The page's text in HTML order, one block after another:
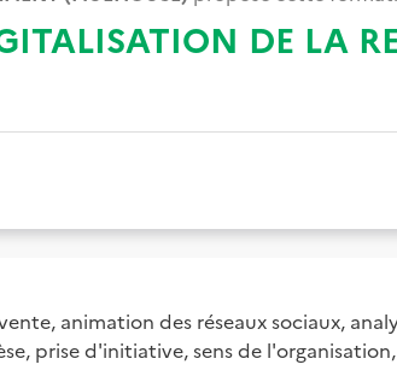
DE LA
animation des réseaux sociaux,
prise d'initiative, sens de